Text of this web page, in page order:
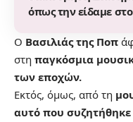
όπως την είδαμε
Ο Βασιλιάς της Ποπ
στη παγκόσμια
των εποχών.
Εκτός, όμως, από τη
αυτό που συζητήθηκε